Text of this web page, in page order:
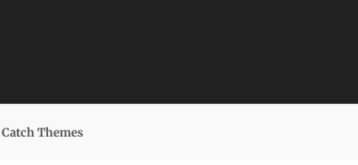
Catch Themes